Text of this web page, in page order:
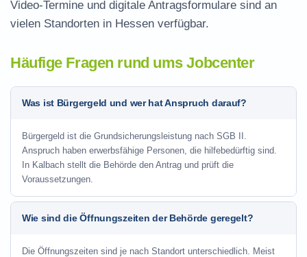
Video-Termine und digitale Antragsformulare sind an
vielen Standorten in Hessen verfügbar.
Häufige Fragen rund ums Jobcenter
Was ist Bürgergeld und wer hat Anspruch darauf?
Bürgergeld ist die Grundsicherungsleistung nach SGB II.
Anspruch haben erwerbsfähige Personen, die hilfebedürftig sind.
In Kalbach stellt die Behörde den Antrag und prüft die
Voraussetzungen.
Wie sind die Öffnungszeiten der Behörde geregelt?
Die Öffnungszeiten sind je nach Standort unterschiedlich. Meist